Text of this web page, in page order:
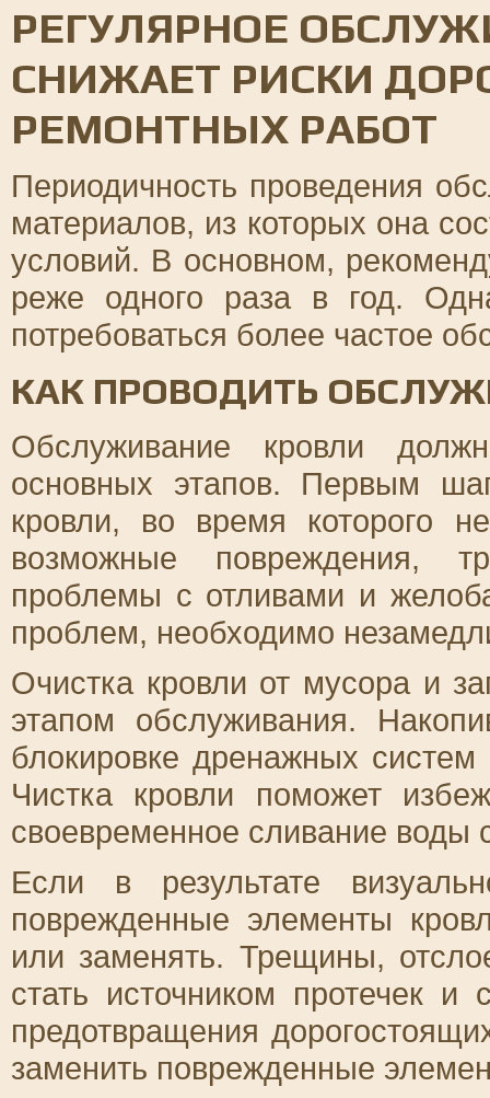
РЕГУЛЯРНОЕ
СНИЖАЕТ РИСКИ
РЕМОНТНЫХ РАБОТ
Периодичность проведения
материалов, из которых она
условий. В основном,
реже одного раза в год.
потребоваться более частое
КАК ПРОВОДИТЬ
Обслуживание кровли
основных этапов. Первым
кровли, во время которого
возможные повреждения,
проблемы с отливами и
проблем, необходимо
Очистка кровли от мусора и
этапом обслуживания.
блокировке дренажных
Чистка кровли поможет
своевременное сливание воды
Если в результате
поврежденные элементы
или заменять. Трещины,
стать источником протечек
предотвращения
заменить поврежденные